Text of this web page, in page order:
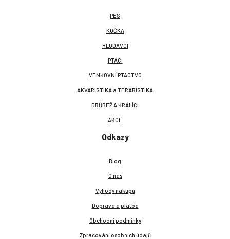
PES
KOČKA
HLODAVCI
PTÁCI
VENKOVNÍ PTACTVO
AKVARISTIKA a TERARISTIKA
DRŮBEŽ A KRÁLÍCI
AKCE
Odkazy
Blog
O nás
Výhody nákupu
Doprava a platba
Obchodní podmínky
Zpracování osobních údajů